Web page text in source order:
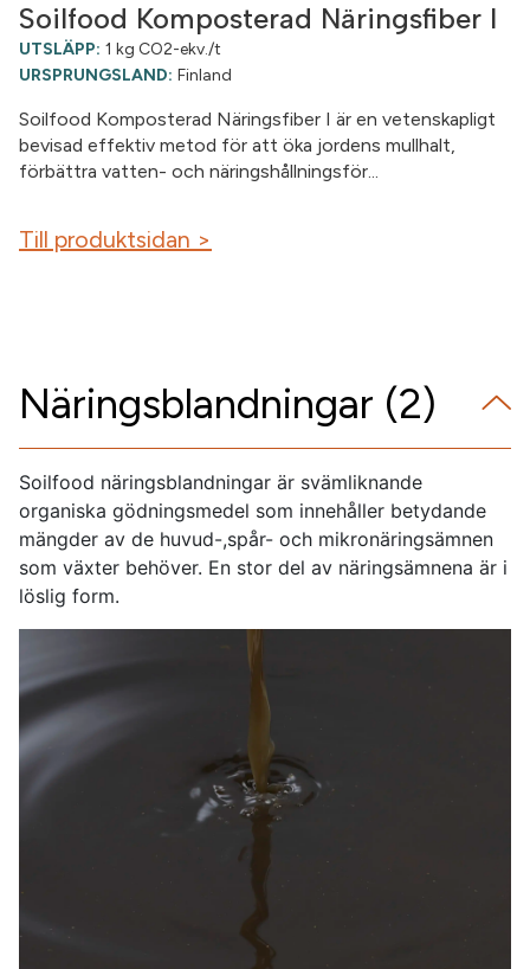
Soilfood Komposterad Näringsfiber I
UTSLÄPP: 1 kg CO2-ekv./t
URSPRUNGSLAND: Finland
Soilfood Komposterad Näringsfiber I är en vetenskapligt
bevisad effektiv metod för att öka jordens mullhalt,
förbättra vatten- och näringshållningsför...
Till produktsidan >
Näringsblandningar (2)
Soilfood näringsblandningar är svämliknande
organiska gödningsmedel som innehåller betydande
mängder av de huvud-,spår- och mikronäringsämnen
som växter behöver. En stor del av näringsämnena är i
löslig form.